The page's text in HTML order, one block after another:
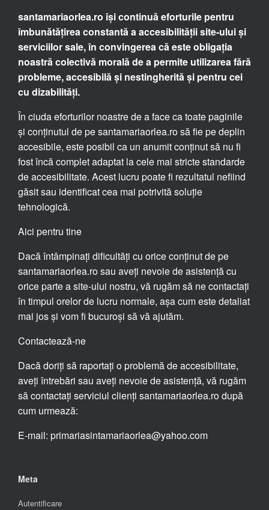
santamariaorlea.ro își continuă eforturile pentru
îmbunătățirea constantă a accesibilității site-ului și
serviciilor sale, în convingerea că este obligația
noastră colectivă morală de a permite utilizarea fără
probleme, accesibilă și nestingherită și pentru cei
cu dizabilități.
În ciuda eforturilor noastre de a face ca toate paginile
și conținutul de pe santamariaorlea.ro să fie pe deplin
accesibile, este posibil ca un anumit conținut să nu fi
fost încă complet adaptat la cele mai stricte standarde
de accesibilitate. Acest lucru poate fi rezultatul nefiind
găsit sau identificat cea mai potrivită soluție
tehnologică.
Aici pentru tine
Dacă întâmpinați dificultăți cu orice conținut de pe
santamariaorlea.ro sau aveți nevoie de asistență cu
orice parte a site-ului nostru, vă rugăm să ne contactați
în timpul orelor de lucru normale, așa cum este detaliat
mai jos și vom fi bucuroși să vă ajutăm.
Contactează-ne
Dacă doriți să raportați o problemă de accesibilitate,
aveți întrebări sau aveți nevoie de asistență, vă rugăm
să contactați serviciul clienți santamariaorlea.ro după
cum urmează:
E-mail: primariasintamariaorlea@yahoo.com
Meta
Autentificare